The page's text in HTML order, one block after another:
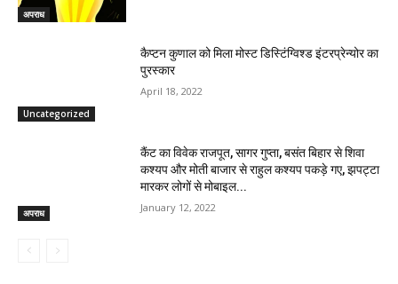
अपराध
Uncategorized
कैप्टन कुणाल को मिला मोस्ट डिस्टिंग्विश्ड इंटरप्रेन्योर का
पुरस्कार
April 18, 2022
अपराध
कैंट का विवेक राजपूत, सागर गुप्ता, बसंत बिहार से शिवा
कश्यप और मोती बाजार से राहुल कश्यप पकड़े गए, झपट्टा
मारकर लोगों से मोबाइल...
January 12, 2022